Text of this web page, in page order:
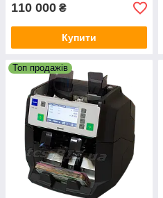
110 000 ₴
Купити
Топ продажів